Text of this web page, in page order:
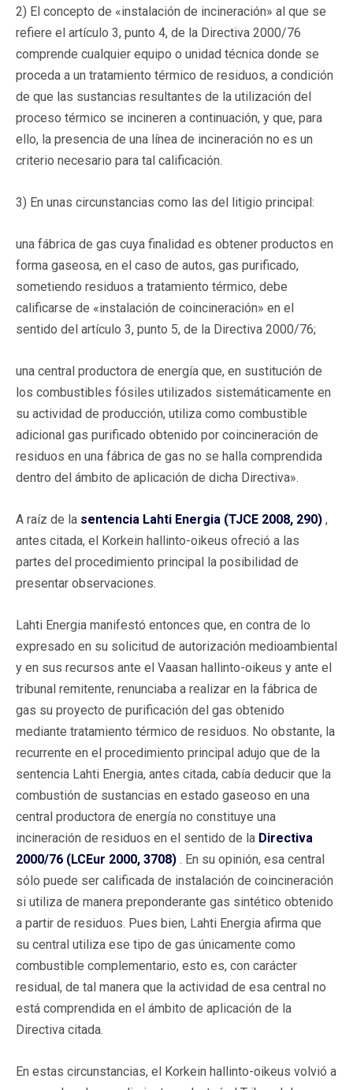
2) El concepto de «instalación de incineración» al que se
refiere el artículo 3, punto 4, de la Directiva 2000/76
comprende cualquier equipo o unidad técnica donde se
proceda a un tratamiento térmico de residuos, a condición
de que las sustancias resultantes de la utilización del
proceso térmico se incineren a continuación, y que, para
ello, la presencia de una línea de incineración no es un
criterio necesario para tal calificación.
3) En unas circunstancias como las del litigio principal:
una fábrica de gas cuya finalidad es obtener productos en
forma gaseosa, en el caso de autos, gas purificado,
sometiendo residuos a tratamiento térmico, debe
calificarse de «instalación de coincineración» en el
sentido del artículo 3, punto 5, de la Directiva 2000/76;
una central productora de energía que, en sustitución de
los combustibles fósiles utilizados sistemáticamente en
su actividad de producción, utiliza como combustible
adicional gas purificado obtenido por coincineración de
residuos en una fábrica de gas no se halla comprendida
dentro del ámbito de aplicación de dicha Directiva».
A raíz de la sentencia Lahti Energia (TJCE 2008, 290) ,
antes citada, el Korkein hallinto-oikeus ofreció a las
partes del procedimiento principal la posibilidad de
presentar observaciones.
Lahti Energia manifestó entonces que, en contra de lo
expresado en su solicitud de autorización medioambiental
y en sus recursos ante el Vaasan hallinto-oikeus y ante el
tribunal remitente, renunciaba a realizar en la fábrica de
gas su proyecto de purificación del gas obtenido
mediante tratamiento térmico de residuos. No obstante, la
recurrente en el procedimiento principal adujo que de la
sentencia Lahti Energia, antes citada, cabía deducir que la
combustión de sustancias en estado gaseoso en una
central productora de energía no constituye una
incineración de residuos en el sentido de la Directiva
2000/76 (LCEur 2000, 3708) . En su opinión, esa central
sólo puede ser calificada de instalación de coincineración
si utiliza de manera preponderante gas sintético obtenido
a partir de residuos. Pues bien, Lahti Energia afirma que
su central utiliza ese tipo de gas únicamente como
combustible complementario, esto es, con carácter
residual, de tal manera que la actividad de esa central no
está comprendida en el ámbito de aplicación de la
Directiva citada.
En estas circunstancias, el Korkein hallinto-oikeus volvió a